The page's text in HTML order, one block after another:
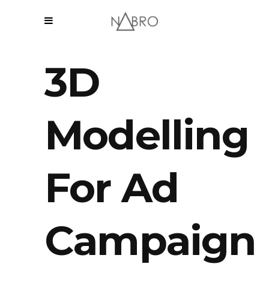
3D
Modelling
For Ad
Campaign